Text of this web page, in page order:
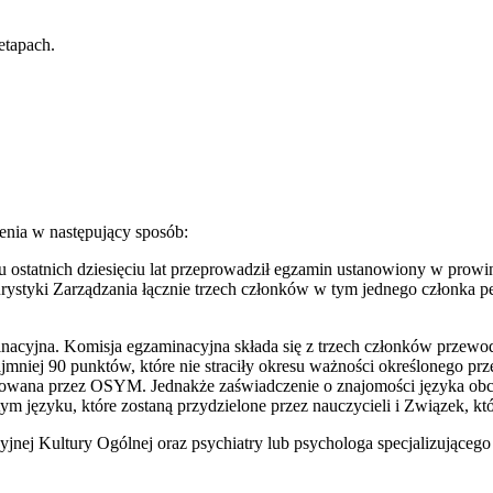
w następujący sposób:
dziesięciu lat przeprowadził egzamin ustanowiony w
Zarządzania łącznie trzech członków w tym jednego
Komisja egzaminacyjna składa się z trzech członków
90 punktów, które nie straciły okresu ważności określonego
przez OSYM. Jednakże zaświadczenie o znajomości języka
języku, które zostaną przydzielone przez nauczycieli i Związek,
Kultury Ogólnej oraz psychiatry lub psychologa